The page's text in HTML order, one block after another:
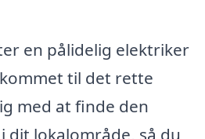
en pålidelig elektriker
til det rette
med at finde den
dit lokalområde, så du